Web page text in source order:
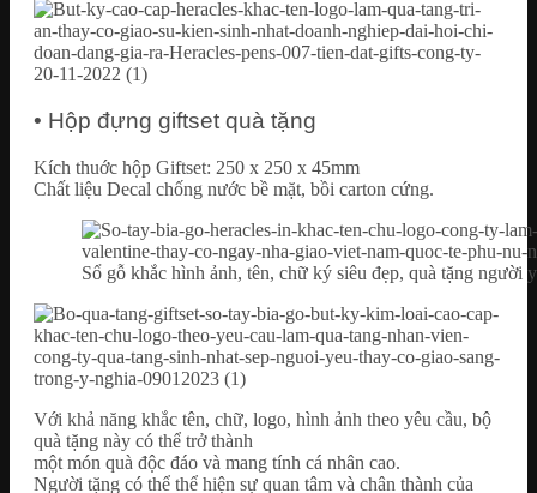
• Hộp đựng giftset quà tặng
Kích thuớc hộp Giftset: 250 x 250 x 45mm
Chất liệu Decal chống nước bề mặt, bồi carton cứng.
Sổ gỗ khắc hình ảnh, tên, chữ ký siêu đẹp, quà tặng người
Với khả năng khắc tên, chữ, logo, hình ảnh theo yêu cầu, bộ
quà tặng này có thể trở thành
một món quà độc đáo và mang tính cá nhân cao.
Người tặng có thể thể hiện sự quan tâm và chân thành của